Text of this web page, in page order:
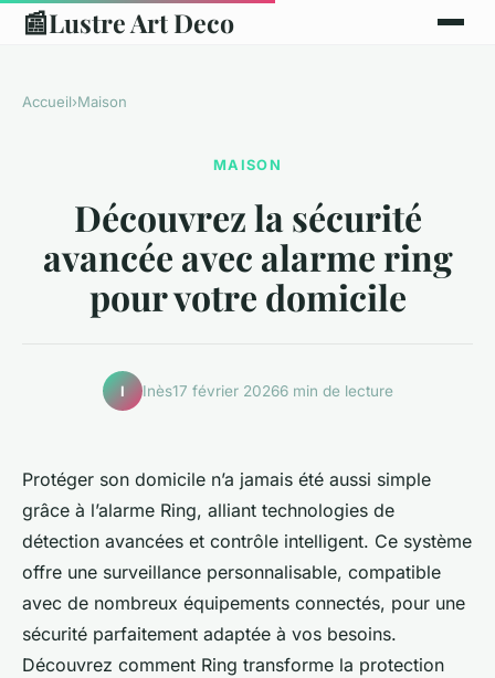
📰Lustre Art Deco
Accueil›Maison
MAISON
Découvrez la sécurité
avancée avec alarme ring
pour votre domicile
I Inès17 février 20266 min de lecture
Protéger son domicile n’a jamais été aussi simple
grâce à l’alarme Ring, alliant technologies de
détection avancées et contrôle intelligent. Ce système
offre une surveillance personnalisable, compatible
avec de nombreux équipements connectés, pour une
sécurité parfaitement adaptée à vos besoins.
Découvrez comment Ring transforme la protection